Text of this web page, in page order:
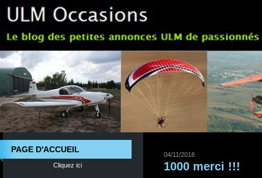
PAGE D'ACCUEIL
Cliquez ici
04/11/2018
1000 merci !!!